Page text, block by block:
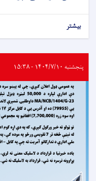
بیشتر
پنجشنبه ۱۴۰۴/۷/۱۰ - ۱۵:۳۸